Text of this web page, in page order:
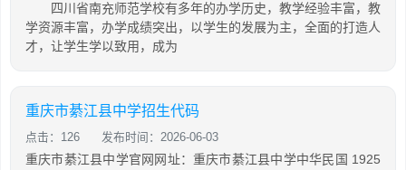
四川省南充师范学校有多年的办学历史，教学经验丰富，教
学资源丰富，办学成绩突出，以学生的发展为主，全面的打造人
才，让学生学以致用，成为
重庆市綦江县中学招生代码
点击：126 发布时间：2026-06-03
重庆市綦江县中学官网网址：重庆市綦江县中学中华民国 1925